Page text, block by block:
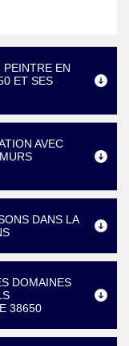
PEINTRE EN
ET SES
AVEC
DANS LA
DOMAINES
38650